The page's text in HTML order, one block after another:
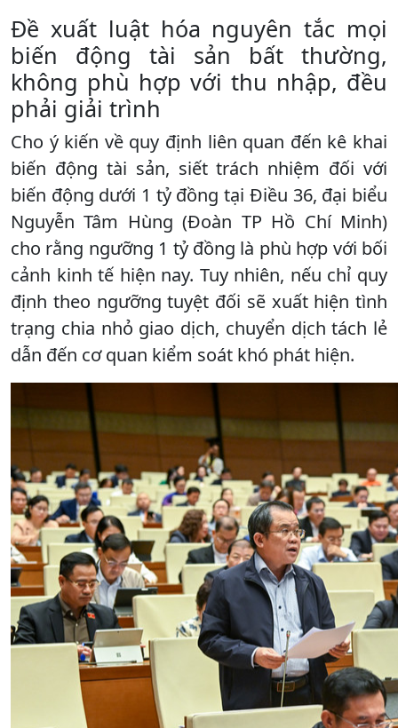
Đề xuất luật hóa nguyên tắc mọi
biến động tài sản bất thường,
không phù hợp với thu nhập, đều
phải giải trình
Cho ý kiến về quy định liên quan đến kê khai
biến động tài sản, siết trách nhiệm đối với
biến động dưới 1 tỷ đồng tại Điều 36, đại biểu
Nguyễn Tâm Hùng (Đoàn TP Hồ Chí Minh)
cho rằng ngưỡng 1 tỷ đồng là phù hợp với bối
cảnh kinh tế hiện nay. Tuy nhiên, nếu chỉ quy
định theo ngưỡng tuyệt đối sẽ xuất hiện tình
trạng chia nhỏ giao dịch, chuyển dịch tách lẻ
dẫn đến cơ quan kiểm soát khó phát hiện.